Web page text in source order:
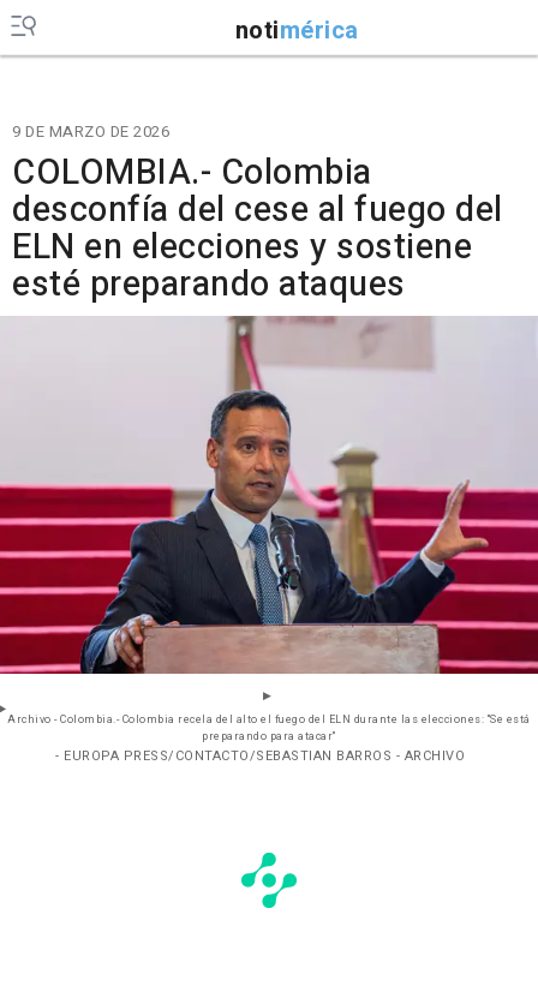
notimérica
9 DE MARZO DE 2026
COLOMBIA.- Colombia
desconfía del cese al fuego del
ELN en elecciones y sostiene
esté preparando ataques
Archivo - Colombia.- Colombia recela del alto el fuego del ELN durante las elecciones: "Se está
preparando para atacar"
- EUROPA PRESS/CONTACTO/SEBASTIAN BARROS - ARCHIVO